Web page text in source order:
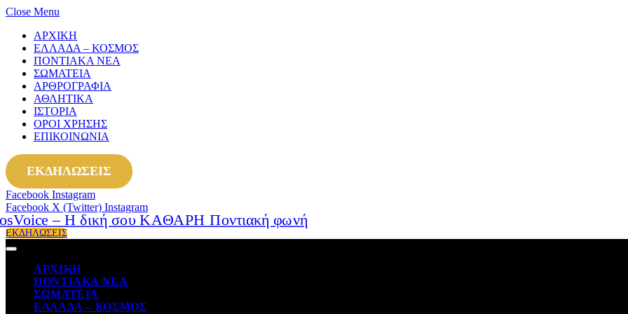
Close Menu
ΑΡΧΙΚΗ
ΕΛΛΑΔΑ – ΚΟΣΜΟΣ
ΠΟΝΤΙΑΚΑ ΝΕΑ
ΣΩΜΑΤΕΙΑ
ΑΡΘΡΟΓΡΑΦΙΑ
ΑΘΛΗΤΙΚΑ
ΙΣΤΟΡΙΑ
ΟΡΟΙ ΧΡΗΣΗΣ
ΕΠΙΚΟΙΝΩΝΙΑ
ΕΚΔΗΛΩΣΕΙΣ
Facebook Instagram
Facebook X (Twitter) Instagram
ΕΚΔΗΛΩΣΕΙΣ
ΑΡΧΙΚΗ
ΠΟΝΤΙΑΚΑ ΝΕΑ
ΣΩΜΑΤΕΙΑ
ΕΛΛΑΔΑ – ΚΟΣΜΟΣ